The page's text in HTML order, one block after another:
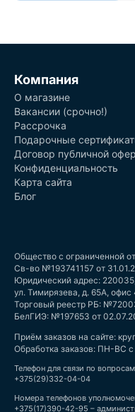
Компания
О магазине
Вакансии (срочно!)
Рассрочка
Подарочные
Договор публичной
Конфиденциальность
Карта сайта
Блог
Общество с ограниченной
Св-во №193741157 от
Юридический адрес:
ул. Тимирязева, д. 65А, офис
Торговый реестр РБ:
БелГИЭ: №197653 от
Приём заказов на сайте:
Обработка заказов: ПН-ВС
Телефон для связи по
+375(29)332-04-04
Номера телефонов
+375(17)390-42-95 –